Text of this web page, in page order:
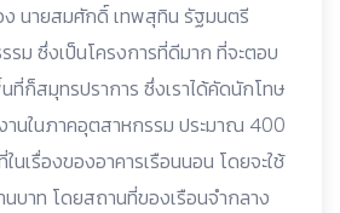
ง นายสมศักดิ์ เทพสุทิน รัฐมนตรี
รม ซึ่งเป็นโครงการที่ดีมาก ที่จะตอบ
ที่ก็สมุทรปราการ ซึ่งเราได้คัดนักโทษ
านในภาคอุตสาหกรรม ประมาณ 400
เรื่องของอาคารเรือนนอน โดยจะใช้
บาท โดยสถานที่ของเรือนจำกลาง